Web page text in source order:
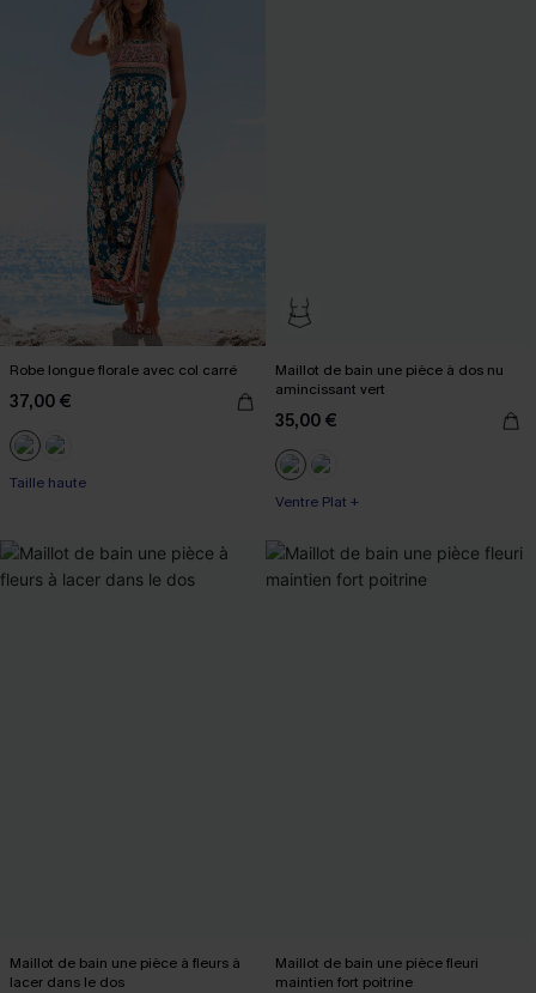
Robe longue florale avec col carré
37,00 €
Taille haute
Maillot de bain une pièce à dos nu
amincissant vert
35,00 €
Ventre Plat +
Maillot de bain une pièce à fleurs à
lacer dans le dos
Maillot de bain une pièce fleuri
maintien fort poitrine